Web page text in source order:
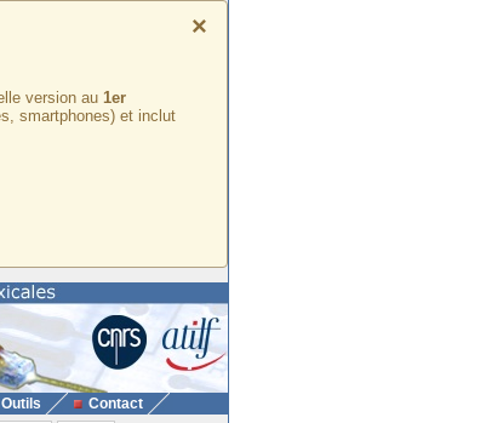
×
version au 1er
smartphones) et inclut
Outils Contact